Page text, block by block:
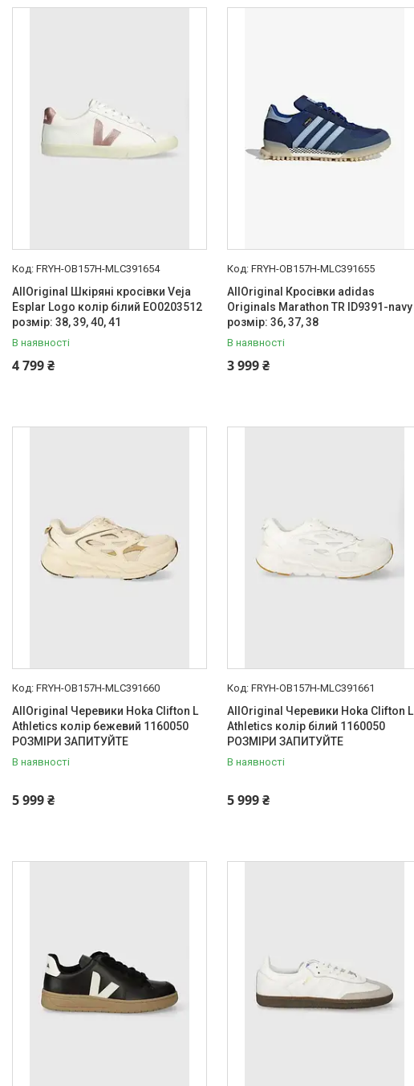
FRYH-OB157H-MLC391654
AllOriginal Шкіряні кросівки Veja
Esplar Logo колір білий EO0203512
розмір: 38, 39, 40, 41
В наявності
4 799 ₴
FRYH-OB157H-MLC391655
AllOriginal Кросівки adidas
Originals Marathon TR ID9391-navy
розмір: 36, 37, 38
В наявності
3 999 ₴
FRYH-OB157H-MLC391660
AllOriginal Черевики Hoka Clifton L
Athletics колір бежевий 1160050
РОЗМІРИ ЗАПИТУЙТЕ
В наявності
5 999 ₴
FRYH-OB157H-MLC391661
AllOriginal Черевики Hoka Clifton L
Athletics колір білий 1160050
РОЗМІРИ ЗАПИТУЙТЕ
В наявності
5 999 ₴